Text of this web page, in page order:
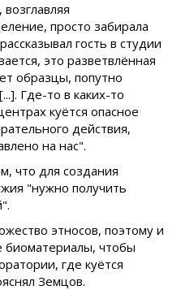
просто забирала
гость в студии
это разветвлённая
образцы, попутно
Где-то в каких-то
куётся опасное
действия,
на нас".
что для создания
"нужно получить
этносов, поэтому и
биоматериалы, чтобы
где куётся
Земцов.